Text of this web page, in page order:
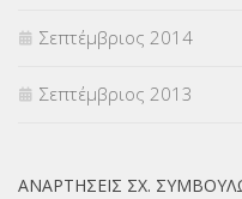
Σεπτέμβριος 2014
Σεπτέμβριος 2013
ΑΝΑΡΤΉΣΕΙΣ ΣΧ.